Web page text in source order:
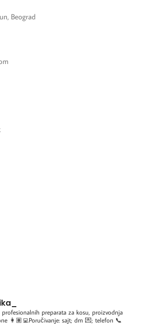
Beograd
preparata za kosu, proizvodnja
👩🏽‍💻Poručivanje: sajt; dm 💌; telefon 📞